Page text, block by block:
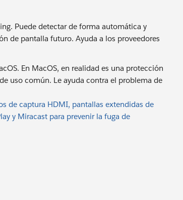
Puede detectar de forma automática y
de pantalla futuro. Ayuda a los proveedores
En MacOS, en realidad es una protección
uso común. Le ayuda contra el problema de
de captura HDMI, pantallas extendidas de
y Miracast para prevenir la fuga de